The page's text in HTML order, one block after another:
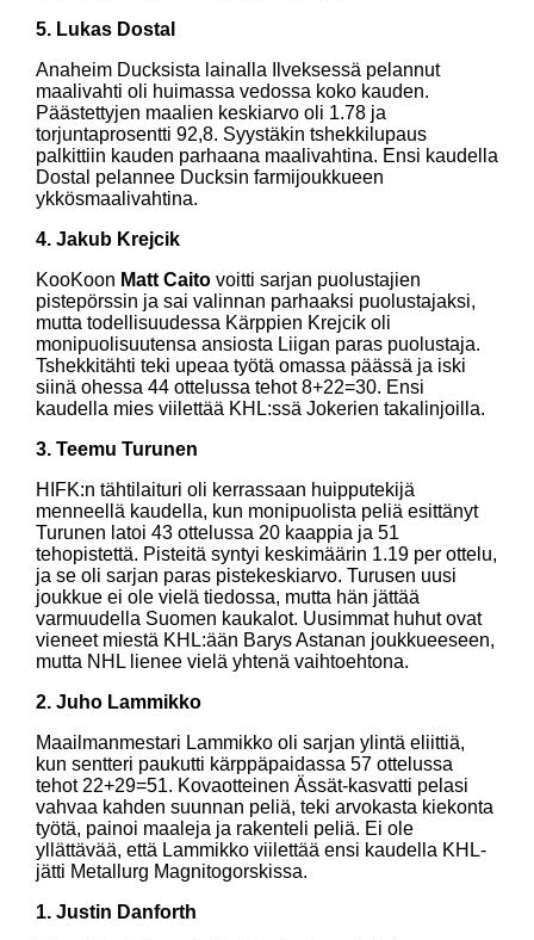
5. Lukas Dostal
Anaheim Ducksista lainalla Ilveksessä pelannut
maalivahti oli huimassa vedossa koko kauden.
Päästettyjen maalien keskiarvo oli 1.78 ja
torjuntaprosentti 92,8. Syystäkin tshekkilupaus
palkittiin kauden parhaana maalivahtina. Ensi kaudella
Dostal pelannee Ducksin farmijoukkueen
ykkösmaalivahtina.
4. Jakub Krejcik
KooKoon Matt Caito voitti sarjan puolustajien
pistepörssin ja sai valinnan parhaaksi puolustajaksi,
mutta todellisuudessa Kärppien Krejcik oli
monipuolisuutensa ansiosta Liigan paras puolustaja.
Tshekkitähti teki upeaa työtä omassa päässä ja iski
siinä ohessa 44 ottelussa tehot 8+22=30. Ensi
kaudella mies viilettää KHL:ssä Jokerien takalinjoilla.
3. Teemu Turunen
HIFK:n tähtilaituri oli kerrassaan huipputekijä
menneellä kaudella, kun monipuolista peliä esittänyt
Turunen latoi 43 ottelussa 20 kaappia ja 51
tehopistettä. Pisteitä syntyi keskimäärin 1.19 per ottelu,
ja se oli sarjan paras pistekeskiarvo. Turusen uusi
joukkue ei ole vielä tiedossa, mutta hän jättää
varmuudella Suomen kaukalot. Uusimmat huhut ovat
vieneet miestä KHL:ään Barys Astanan joukkueeseen,
mutta NHL lienee vielä yhtenä vaihtoehtona.
2. Juho Lammikko
Maailmanmestari Lammikko oli sarjan ylintä eliittiä,
kun sentteri paukutti kärppäpaidassa 57 ottelussa
tehot 22+29=51. Kovaotteinen Ässät-kasvatti pelasi
vahvaa kahden suunnan peliä, teki arvokasta kiekonta
työtä, painoi maaleja ja rakenteli peliä. Ei ole
yllättävää, että Lammikko viilettää ensi kaudella KHL-
jätti Metallurg Magnitogorskissa.
1. Justin Danforth